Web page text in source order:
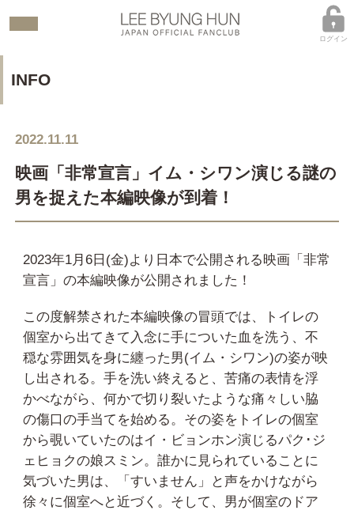
ログイン
INFO
2022.11.11
映画「非常宣言」イム・シワン演じる謎の
男を捉えた本編映像が到着！
2023年1月6日(金)より日本で公開される映画「非常
宣言」の本編映像が公開されました！
この度解禁された本編映像の冒頭では、トイレの
個室から出てきて入念に手についた血を洗う、不
穏な雰囲気を身に纏った男(イム・シワン)の姿が映
し出される。手を洗い終えると、苦痛の表情を浮
かべながら、何かで切り裂いたような痛々しい脇
の傷口の手当てを始める。その姿をトイレの個室
から覗いていたのはイ・ビョンホン演じるパク･ジ
ェヒョクの娘スミン。誰かに見られていることに
気づいた男は、「すいません」と声をかけながら
徐々に個室へと近づく。そして、男が個室のドア